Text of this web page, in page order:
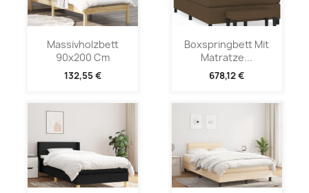
Massivholzbett
90x200 Cm
132,55 €
Boxspringbett Mit
Matratze...
678,12 €